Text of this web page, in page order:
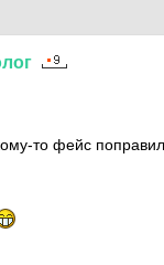
то фейс поправил